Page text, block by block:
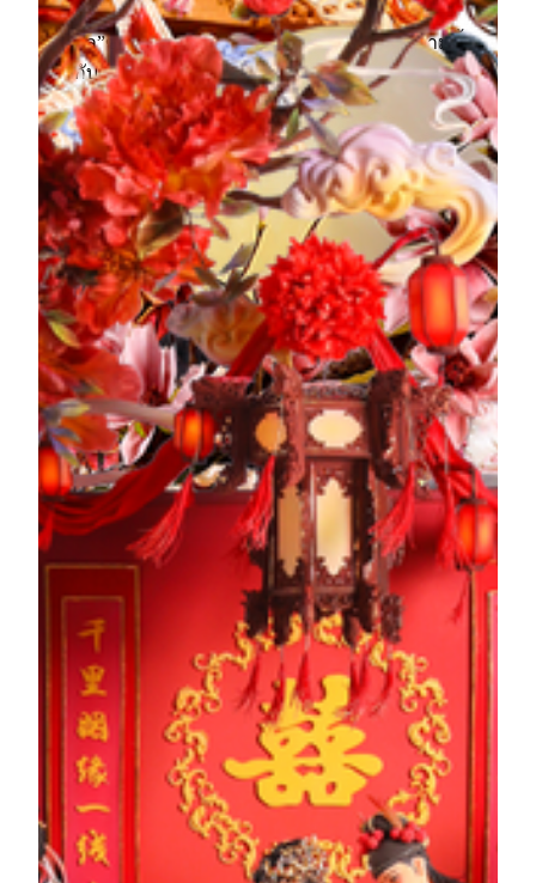
นิทรรศการนี้จัดโดย MGM ร่วมกับโจวอี้ “ราชาแห่ง
น้ำตาล”ของจีน นิทรรศการนี้ผสมผสานการตีความล้ำ
สมัยกับศิลปะฟองดองร่วมสมัย เพื่อยกระดับ
ขนบธรรมเนียมอันดีงามของวัฒนธรรมจีน โจวอี้มุ่งมั่น
ในการส่งเสริมมรดกทางวัฒนธรรมที่จับต้องไม่ได้ของ
ศิลปะการปั้นแป้ง และได้รับรางวัลระดับนานาชาติ
มากมาย
นิทรรศการปัจจุบัน
เวลา: ทุกวัน เวลา 12.00 น. - 20.00 น.
สถานที่จัดแสดง: พื้นที่นิทรรศการ Infinite Harmony ที่ The
Spectacle
เหอเซียนกู
แปดเซียนข้ามทะเล เป็นหนึ่งในตำนานและนิทาน
ปรัมปราที่ได้รับการยกย่องมากที่สุดของจีน เหอเซียนกู่
เป็นสตรีเพียงคนเดียวในบรรดาแปดเซียน เรื่องราวแห่ง
การเดินทางสู่ความเป็นเซียนของเธอยังคงถูกเล่าขานมา
จนถึงรุ่นปัจจุบัน ตามตำนานกล่าวว่า เหอเซียนกูชื่นชอบ
บทกวีและตำราตั้งแต่วัยเยาว์ เธอขยันหมั่นเพียร กตัญญู
เคารพในมารยาทและคุณธรรม สุภาพอ่อนน้อม และมี
กิริยามารยาทที่สง่างามและรอยยิ้มหวานอยู่เสมอ ภาพ
ลักษณ์ยอดนิยมที่เธอถือดอกบัวไว้ในมือ คือที่มาของ
ฉายา “เทพธิดาดอกบัว”
เรื่องราวของผลงาน
เจิ้ง กวนอิง